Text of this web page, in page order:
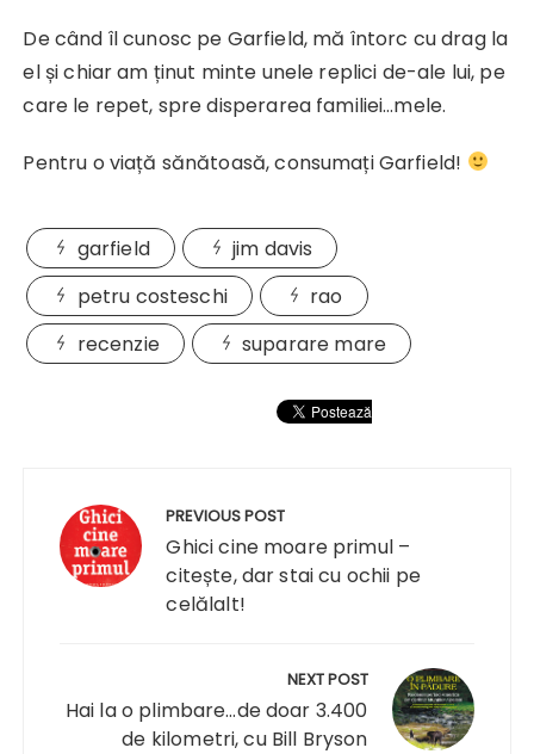
De când îl cunosc pe Garfield, mă întorc cu drag la
el și chiar am ținut minte unele replici de-ale lui, pe
care le repet, spre disperarea familiei…mele.
Pentru o viață sănătoasă, consumați Garfield!
garfield
jim davis
petru costeschi
rao
recenzie
suparare mare
articole
PREVIOUS POST
Ghici cine moare primul –
citește, dar stai cu ochii pe
celălalt!
NEXT POST
Hai la o plimbare…de doar 3.400
de kilometri, cu Bill Bryson